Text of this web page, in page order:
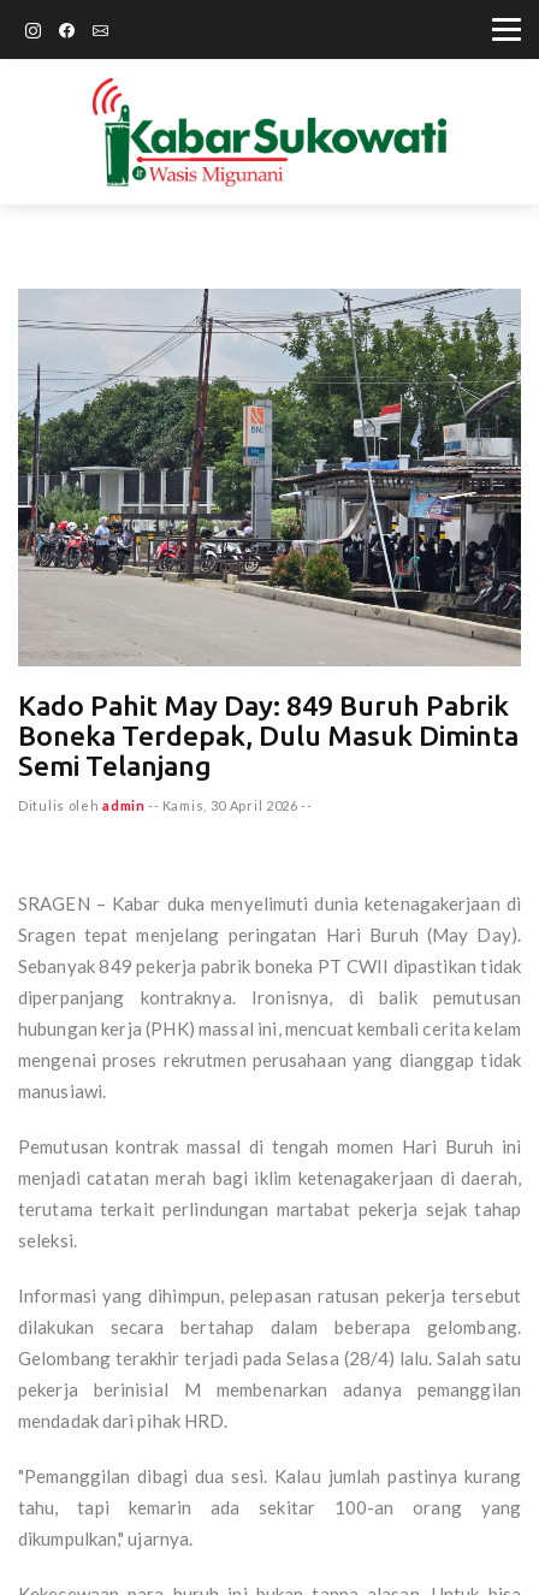
Kado Pahit May Day: 849 Buruh Pabrik
Boneka Terdepak, Dulu Masuk Diminta
Semi Telanjang
Ditulis olehadmin -- Kamis, 30 April 2026 --
SRAGEN – Kabar duka menyelimuti dunia ketenagakerjaan di
Sragen tepat menjelang peringatan Hari Buruh (May Day).
Sebanyak 849 pekerja pabrik boneka PT CWII dipastikan tidak
diperpanjang kontraknya. Ironisnya, di balik pemutusan
hubungan kerja (PHK) massal ini, mencuat kembali cerita kelam
mengenai proses rekrutmen perusahaan yang dianggap tidak
manusiawi.
Pemutusan kontrak massal di tengah momen Hari Buruh ini
menjadi catatan merah bagi iklim ketenagakerjaan di daerah,
terutama terkait perlindungan martabat pekerja sejak tahap
seleksi.
Informasi yang dihimpun, pelepasan ratusan pekerja tersebut
dilakukan secara bertahap dalam beberapa gelombang.
Gelombang terakhir terjadi pada Selasa (28/4) lalu. Salah satu
pekerja berinisial M membenarkan adanya pemanggilan
mendadak dari pihak HRD.
"Pemanggilan dibagi dua sesi. Kalau jumlah pastinya kurang
tahu, tapi kemarin ada sekitar 100-an orang yang
dikumpulkan," ujarnya.